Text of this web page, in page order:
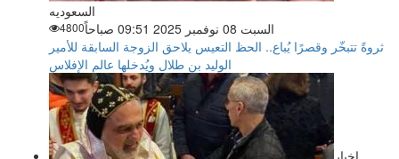
السعوديه
السبت 08 نوفمبر 2025 09:51 صباحاً
4800
ثروةً تتبخّر وقصرًا يُباع.. الحظ التعيس يلاحق الزوجة السابقة للأمير
الوليد بن طلال ويُدخلها عالم الإفلاس
اخبار